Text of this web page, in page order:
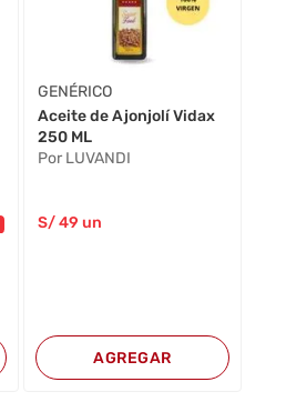
GENÉRICO
Aceite de Ajonjolí Vidax
250 ML
Por LUVANDI
S/49 un
AGREGAR